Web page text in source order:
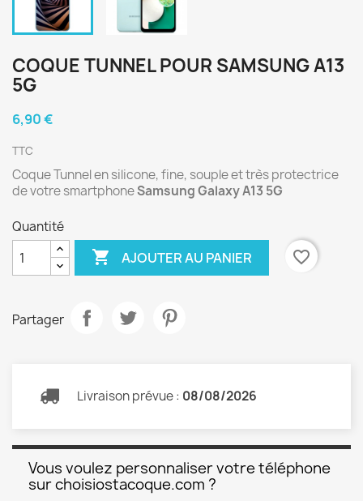
COQUE TUNNEL POUR SAMSUNG A13
5G
6,90 €
TTC
Coque Tunnel en silicone, fine, souple et très protectrice
de votre smartphoneSamsung Galaxy A13 5G
Quantité
 AJOUTER AU PANIER favorite_border
Partager
Livraison prévue : 08/08/2026
Vous voulez personnaliser votre téléphone
sur choisiostacoque.com ?